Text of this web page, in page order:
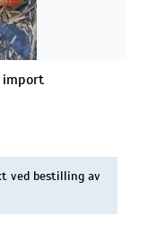
import
ved bestilling av